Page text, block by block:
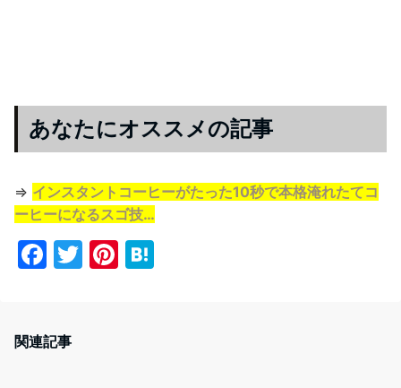
あなたにオススメの記事
⇒ インスタントコーヒーがたった10秒で本格淹れたてコ
ーヒーになるスゴ技…
F
e
T
Pi
関連記事